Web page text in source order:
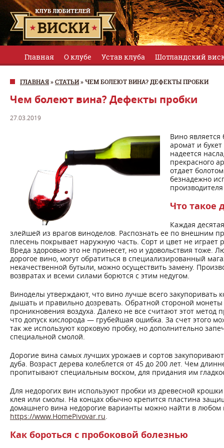
Главная О клубе Устав клуба Шотландский
ГЛАВНАЯ»СТАТЬИ»ЧЕМ БОЛЕЮТ ВИНА? ДЕФЕКТЫ ПРОБКИ
Чем болеют вина? Дефекты пробки
27.03.2019
Вино
аромат и
надеется
прекрасного
отдает
безнадежно
Что такое
Каждая
злейшей из врагов виноделов. Распознать ее по внешним
плесень покрывает наружную часть. Сорт и цвет не
Вреда здоровью это не принесет, но и удовольствия тоже.
дорогое вино, могут обратиться в специализированный
некачественной бутыли, можно осуществить замену.
возвратах и всеми силами борются с этим недугом.
Виноделы утверждают, что вино лучше всего закупоривать
дышать и правильно дозревать. Обратной стороной
проникновения воздуха. Далеко не все считают этот
что допуск кислорода — грубейшая ошибка. За счет этого
так же используют корковую пробку, но дополнительно
специальной смолой.
Дорогие вина самых лучших урожаев и сортов
дуба. Возраст дерева колеблется от 45 до 200 лет. Чем
пропитывают специальным воском, для придания им
Для недорогих вин используют пробки из древесной
клея или смолы. На концах обычно крепится пластина
домашнего вина недорогие варианты можно найти в любом
https://www.HomePivovar.ru.
Как бороться с пробоковой болезнью